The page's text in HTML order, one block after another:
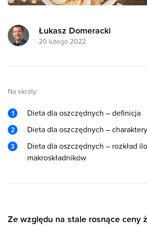
Łukasz Domeracki
20 lutego 2022
Na skróty:
Dieta dla oszczędnych – definicja
Dieta dla oszczędnych –
Dieta dla oszczędnych – rozkład
makroskładników
Ze względu na stale rosnące ceny